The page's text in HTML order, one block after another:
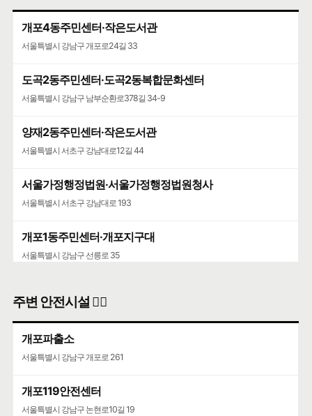
개포4동주민센터·작은도서관
서울특별시 강남구 개포로24길 33
도곡2동주민센터·도곡2동복합문화센터
서울특별시 강남구 남부순환로378길 34-9
양재2동주민센터·작은도서관
서울특별시 서초구 강남대로12길 44
서울가정행정법원·서울가정행정법원청사
서울특별시 서초구 강남대로 193
개포1동주민센터·개포지구대
서울특별시 강남구 선릉로 35
주변 안전시설 👮‍♀️
개포파출소
서울특별시 강남구 개포로 261
개포119안전센터
서울특별시 강남구 논현로10길 19